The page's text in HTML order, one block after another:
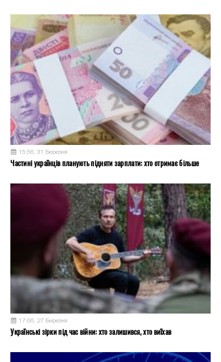
15:56, 31 Березня
Частині українців планують підняти зарплати: хто отримає більше
17:06, 27 Березня
Українські зірки під час війни: хто залишився, хто виїхав